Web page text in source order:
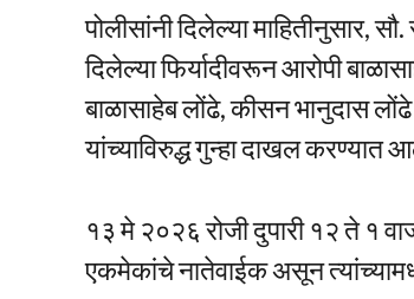
पोलीसांनी दिलेल्या माहितीनुसार,
दिलेल्या फिर्यादीवरून आरोपी
बाळासाहेब लोंढे, कीसन भानुदास लोंढे
यांच्याविरुद्ध गुन्हा दाखल करण्यात
१३ मे २०२६ रोजी दुपारी १२ ते १
एकमेकांचे नातेवाईक असून